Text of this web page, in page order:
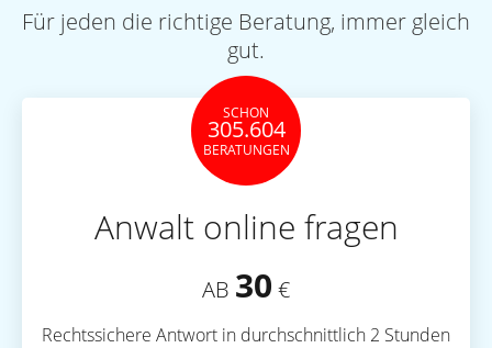
Für jeden die richtige Beratung, immer gleich
gut.
SCHON
305.604
BERATUNGEN
Anwalt online fragen
AB 30 €
Rechtssichere Antwort in durchschnittlich 2 Stunden